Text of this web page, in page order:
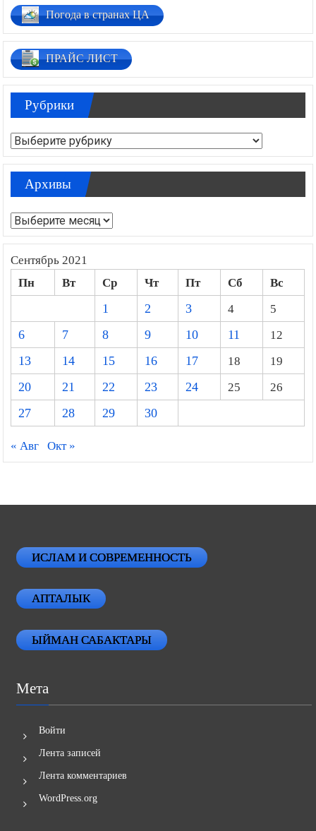
Погода в странах ЦА
ПРАЙС ЛИСТ
Рубрики
Рубрики
Архивы
Архивы
Сентябрь 2021
Пн Вт Ср Чт Пт Сб
Вс
1
2 3 4
5
6
7 8 9 10 11
12
13
14 15 16 17 18
19
20
21 22 23 24 25
26
27
28 29 30
« Авг Окт »
ИСЛАМ И СОВРЕМЕННОСТЬ
АПТАЛЫК
ЫЙМАН САБАКТАРЫ
Мета
Войти
Лента записей
Лента комментариев
WordPress.org